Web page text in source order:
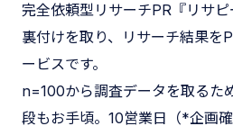
完全依頼型リサーチPR『リサ
裏付けを取り、リサーチ結果を
ービスです。
n=100から調査データを取るた
段もお手頃。10営業日（*企画